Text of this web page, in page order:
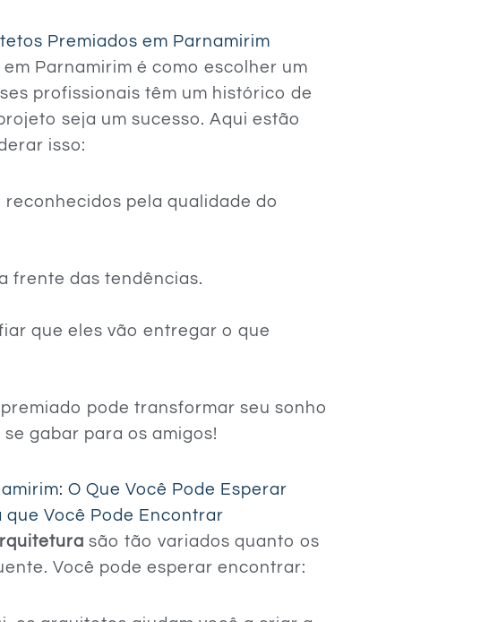
Premiados em Parnamirim
Parnamirim é como escolher um
profissionais têm um histórico de
seja um sucesso. Aqui estão
isso:
reconhecidos pela qualidade do
frente das tendências.
que eles vão entregar o que
pode transformar seu sonho
gabar para os amigos!
O Que Você Pode Esperar
Você Pode Encontrar
são tão variados quanto os
Você pode esperar encontrar: